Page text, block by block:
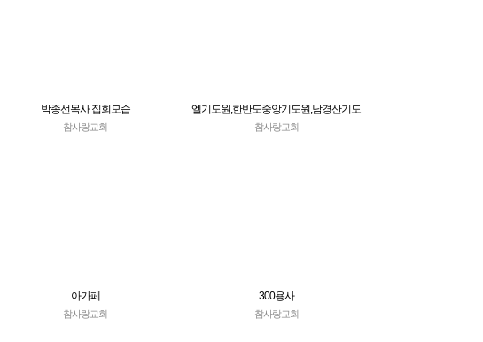
박종선목사 집회모습
참사랑교회
엘기도원,한반도중앙기도원,남경산기도
원
참사랑교회
아가페
참사랑교회
300용사
참사랑교회